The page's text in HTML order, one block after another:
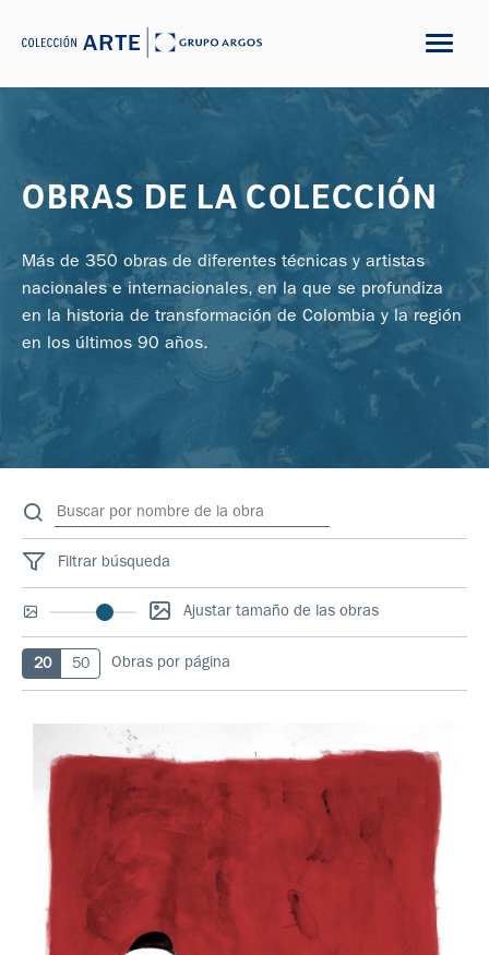
OBRAS DE LA COLECCIÓN
Más de 350 obras de diferentes técnicas y artistas
nacionales e internacionales, en la que se profundiza
en la historia de transformación de Colombia y la región
en los últimos 90 años.
Filtrar búsqueda
Ajustar tamaño de las obras
20 50 Obras por página